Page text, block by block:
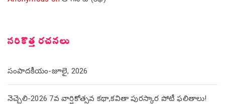
సరికొత్త రచనలు
సంపాదకీయం-జూలై, 2026
నెచ్చెలి-2026 7వ వార్షికోత్సవ కథా,కవితా పురస్కార పోటీ ఫలితాలు!